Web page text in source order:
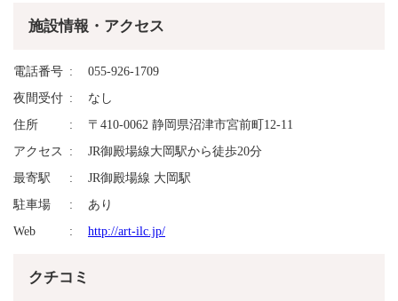
施設情報・アクセス
電話番号
055-926-1709
夜間受付
なし
住所
〒410-0062 静岡県沼津市宮前町12-11
アクセス
JR御殿場線大岡駅から徒歩20分
最寄駅
JR御殿場線 大岡駅
駐車場
あり
Web
http://art-ilc.jp/
クチコミ